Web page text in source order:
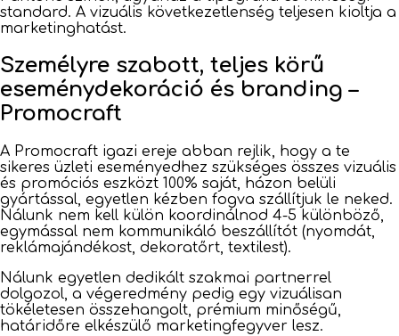
standard. A vizuális következetlenség teljesen kioltja a
marketinghatást.
Személyre szabott, teljes körű
eseménydekoráció és branding –
Promocraft
A Promocraft igazi ereje abban rejlik, hogy a te
sikeres üzleti eseményedhez szükséges összes vizuális
és promóciós eszközt 100% saját, házon belüli
gyártással, egyetlen kézben fogva szállítjuk le neked.
Nálunk nem kell külön koordinálnod 4-5 különböző,
egymással nem kommunikáló beszállítót (nyomdát,
reklámajándékost, dekoratőrt, textilest).
Nálunk egyetlen dedikált szakmai partnerrel
dolgozol, a végeredmény pedig egy vizuálisan
tökéletesen összehangolt, prémium minőségű,
határidőre elkészülő marketingfegyver lesz.